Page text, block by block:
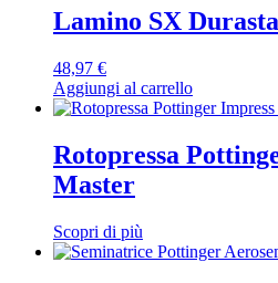
Lamino SX
48,97 €
Aggiungi al carrello
Rotopressa
Master
Scopri di più